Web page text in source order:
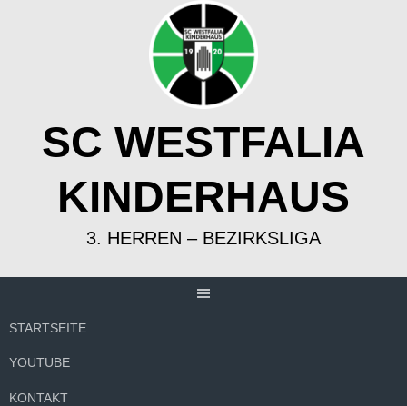
SC WESTFALIA
KINDERHAUS
3. HERREN – BEZIRKSLIGA
STARTSEITE
YOUTUBE
KONTAKT